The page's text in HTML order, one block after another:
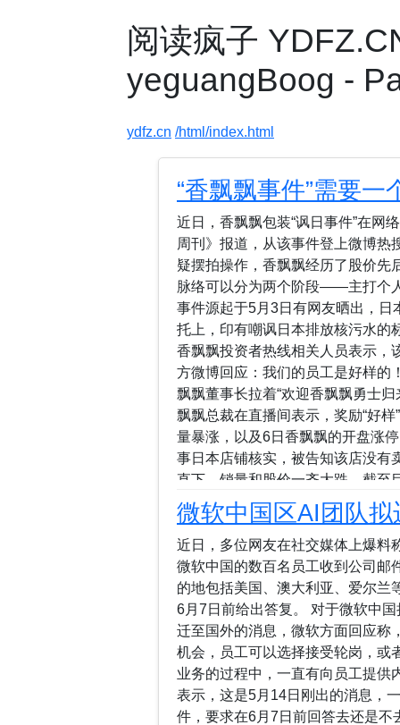
阅读疯子
yeguangBoog -
ydfz.cn /html/index.html
“香飘飘事件”需要一
近日，香飘飘包装“讽日事件”在网
周刊》报道，从该事件登上微博热
疑摆拍操作，香飘飘经历了股价先
脉络可以分为两个阶段——主打个
事件源起于5月3日有网友晒出，
托上，印有嘲讽日本排放核污水的
香飘飘投资者热线相关人员表示，
方微博回应：我们的员工是好样的
飘飘董事长拉着“欢迎香飘飘勇士
飘飘总裁在直播间表示，奖励“好
量暴涨，以及6日香飘飘的开盘涨
事日本店铺核实，被告知该店没有
直下，销量和股价一齐大跌。截至
不论是个人行为+公司借势，还是
情怀，传达出的价值观里也缺少
个人出于爱国和环保初衷，利用工
意识的行为，尽管其“无中生有”涉
般，或许没有必要受到过多指责。
——毕竟这是造假，无论如何不应
赏，以及后续的跟进营销，在一定
——对员工行为没能郑重地指出问
至上，轻视诚信，将商业道德与爱
微软中国区AI团队拟
近日，多位网友在社交媒体上爆料
微软中国的数百名员工收到公司邮
的地包括美国、澳大利亚、爱尔兰
6月7日前给出答复。 对于微软中
迁至国外的消息，微软方面回应称
机会，员工可以选择接受轮岗，或
业务的过程中，一直有向员工提供
表示，这是5月14日刚出的消息，
件，要求在6月7日前回答去还是不